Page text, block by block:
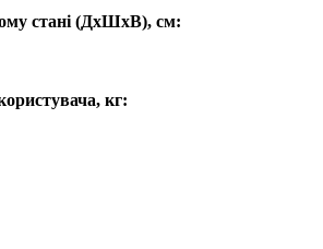
стані (ДхШхВ), см:
кг: